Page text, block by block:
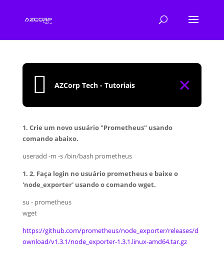
 AZCorp Tech - Tutoriais ✕
1. Crie um novo usuário "Prometheus" usando
comando abaixo.
useradd -m -s /bin/bash prometheus
1. 2. Faça login no usuário prometheus e baixe o
'node_exporter' usando o comando wget.
su - prometheus
wget
https://github.com/prometheus/node_exporter/releases/d
ownload/v1.3.1/node_exporter-1.3.1.linux-amd64.tar.gz